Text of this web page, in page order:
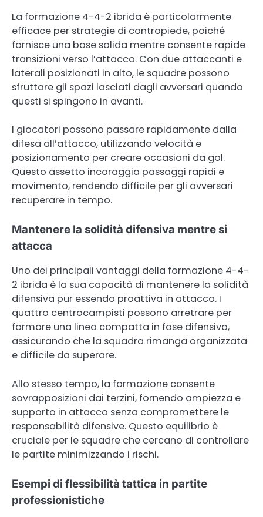
La formazione 4-4-2 ibrida è particolarmente
efficace per strategie di contropiede, poiché
fornisce una base solida mentre consente rapide
transizioni verso l’attacco. Con due attaccanti e
laterali posizionati in alto, le squadre possono
sfruttare gli spazi lasciati dagli avversari quando
questi si spingono in avanti.
I giocatori possono passare rapidamente dalla
difesa all’attacco, utilizzando velocità e
posizionamento per creare occasioni da gol.
Questo assetto incoraggia passaggi rapidi e
movimento, rendendo difficile per gli avversari
recuperare in tempo.
Mantenere la solidità difensiva mentre si
attacca
Uno dei principali vantaggi della formazione 4-4-
2 ibrida è la sua capacità di mantenere la solidità
difensiva pur essendo proattiva in attacco. I
quattro centrocampisti possono arretrare per
formare una linea compatta in fase difensiva,
assicurando che la squadra rimanga organizzata
e difficile da superare.
Allo stesso tempo, la formazione consente
sovrapposizioni dai terzini, fornendo ampiezza e
supporto in attacco senza compromettere le
responsabilità difensive. Questo equilibrio è
cruciale per le squadre che cercano di controllare
le partite minimizzando i rischi.
Esempi di flessibilità tattica in partite
professionistiche